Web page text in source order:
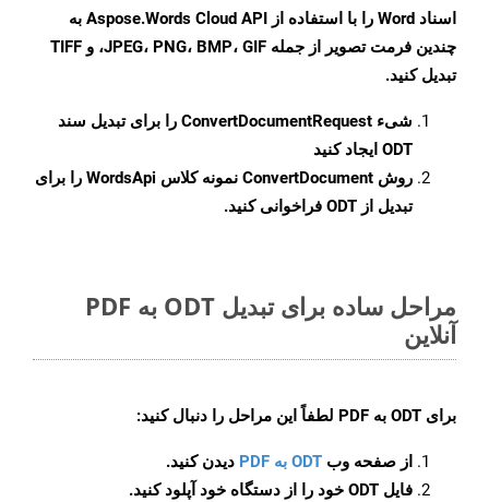
اسناد Word را با استفاده از Aspose.Words Cloud API به
چندین فرمت تصویر از جمله JPEG، PNG، BMP، GIF، و TIFF
تبدیل کنید.
شیء ConvertDocumentRequest را برای تبدیل سند
ODT ایجاد کنید
روش ConvertDocument
نمونه کلاس WordsApi را برای
تبدیل از ODT فراخوانی کنید.
مراحل ساده برای تبدیل ODT به PDF
آنلاین
برای ODT به PDF لطفاً این مراحل را دنبال کنید:
از صفحه وب ODT به PDF
دیدن کنید.
فایل ODT خود را از دستگاه خود آپلود کنید.